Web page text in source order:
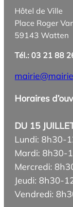
Hôtel de Ville
Place Roger
59143 Watten
Tél.: 03 21 88
Horaires
DU 15
Lundi: 8h30-
Mardi: 8h30-
Mercredi:
Jeudi: 8h30-
Vendredi: